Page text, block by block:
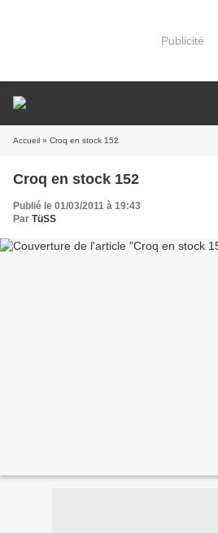
Publicité
Accueil » Croq en stock 152
Croq en stock 152
Publié le 01/03/2011 à 19:43
Par TüSS